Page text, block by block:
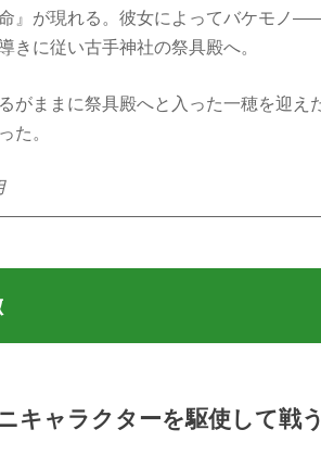
』が現れる。彼女によってバケモノ
きに従い古手神社の祭具殿へ。
がままに祭具殿へと入った一穂を迎
た。
キャラクターを駆使して戦う